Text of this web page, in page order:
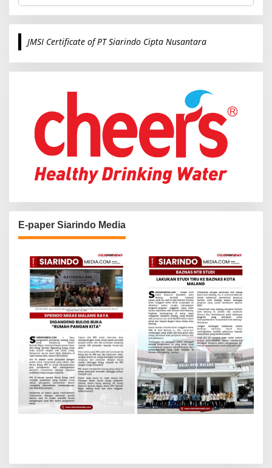
r
c
o
JMSI Certificate of PT Siarindo Cipta Nusantara
E-paper Siarindo Media